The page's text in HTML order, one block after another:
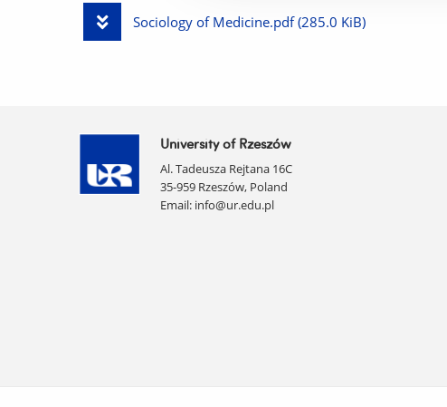
Download
Sociology of Medicine.pdf (285.0 KiB)
University of Rzeszów
Al. Tadeusza Rejtana 16C
35-959 Rzeszów, Poland
Email: info@ur.edu.pl